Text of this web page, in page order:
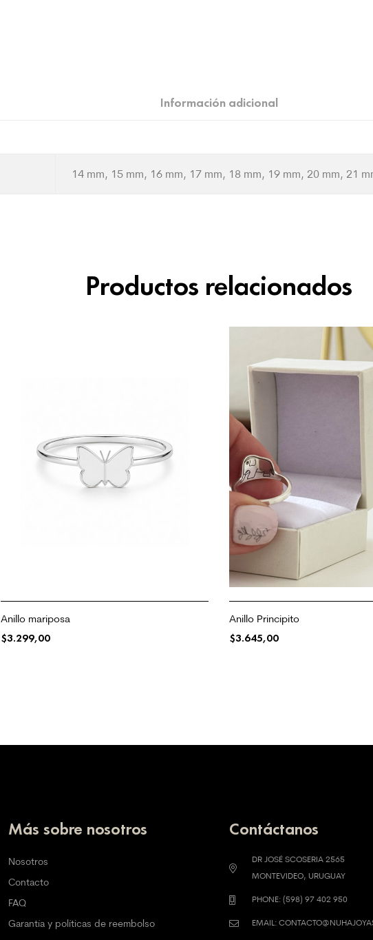
Información adicional
14 mm, 15 mm, 16 mm, 17 mm, 18 mm, 19 mm, 20 mm, 21
Productos relacionados
Anillo mariposa
$3.299,00
Anillo Principito
$3.645,00
Más sobre nosotros
Nosotros
Contacto
FAQ
Garantía y políticas de reembolso
Contáctanos
DR JOSÉ SCOSERIA 2565
MONTEVIDEO, URUGUAY
PHONE: (598) 97 402 950
EMAIL: